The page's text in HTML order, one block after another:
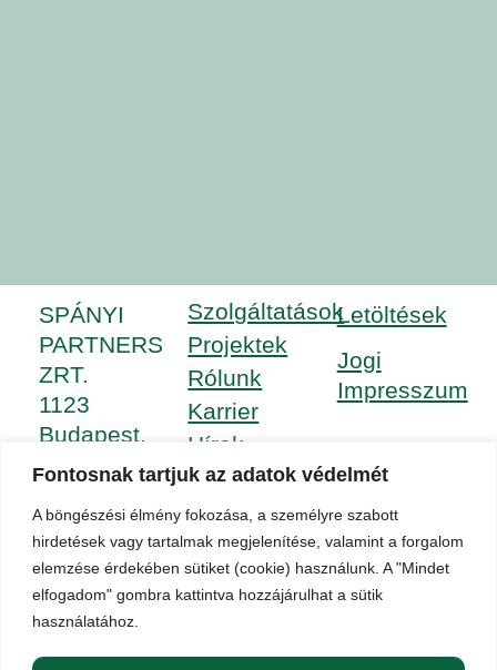
Fontosnak tartjuk az adatok védelmét
A böngészési élmény fokozása, a személyre szabott
hirdetések vagy tartalmak megjelenítése, valamint a forgalom
elemzése érdekében sütiket (cookie) használunk. A "Mindet
elfogadom" gombra kattintva hozzájárulhat a sütik
használatához.
SPÁNYI
PARTNERS
ZRT.
1123
Budapest,
Győri út 16-
18. I. emelet
+36 1 212
1228
info@spanyipartners.hu
www.spanyi.hu
Szolgáltatások
Projektek
Rólunk
Karrier
Hírek
Felhőalapú
Kapcsolat
Letöltések
Jogi
Impresszum
© Spanyi Partners